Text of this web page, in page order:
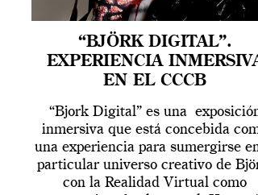
“BJÖRK DIGITAL”.
EXPERIENCIA
EN EL CCCB
“Bjork Digital” es una
inmersiva que está concebida
una experiencia para sumergirse
particular universo creativo de
con la Realidad Virtual como